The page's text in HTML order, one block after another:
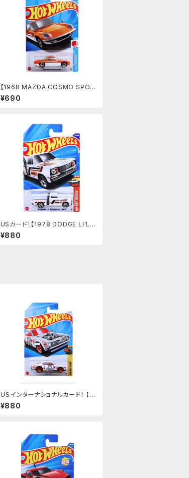
【1968 MAZDA COSMO SPOR
T】オレンジ
¥690
USカード！【1978 DODGE LI'L R
ED EXPRESS TRUCK】ホワイト
¥880
ＵＳインターナショナルカード！ 【 K
ING KUDA】 ホワイト
¥880